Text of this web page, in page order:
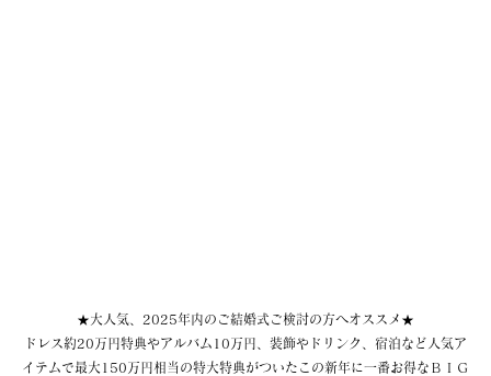
★大人気、2025年内のご結婚式ご検討の方へオススメ★
ドレス約20万円特典やアルバム10万円、装飾やドリンク、宿泊など人気ア
イテムで最大150万円相当の特大特典がついたこの新年に一番お得なＢＩＧ